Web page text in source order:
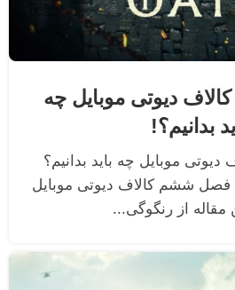
دیوتی موبایل چه
بدانیم؟!
موبایل چه باید بدانیم؟
فصل ششم کالاف دیوتی موبایل
مقاله از رنگوگی...